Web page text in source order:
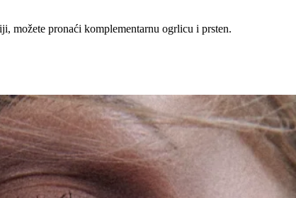
možete pronaći komplementarnu ogrlicu i prsten.